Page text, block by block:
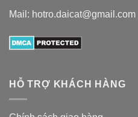
Mail: hotro.daicat@gmail.com
HỖ TRỢ KHÁCH HÀNG